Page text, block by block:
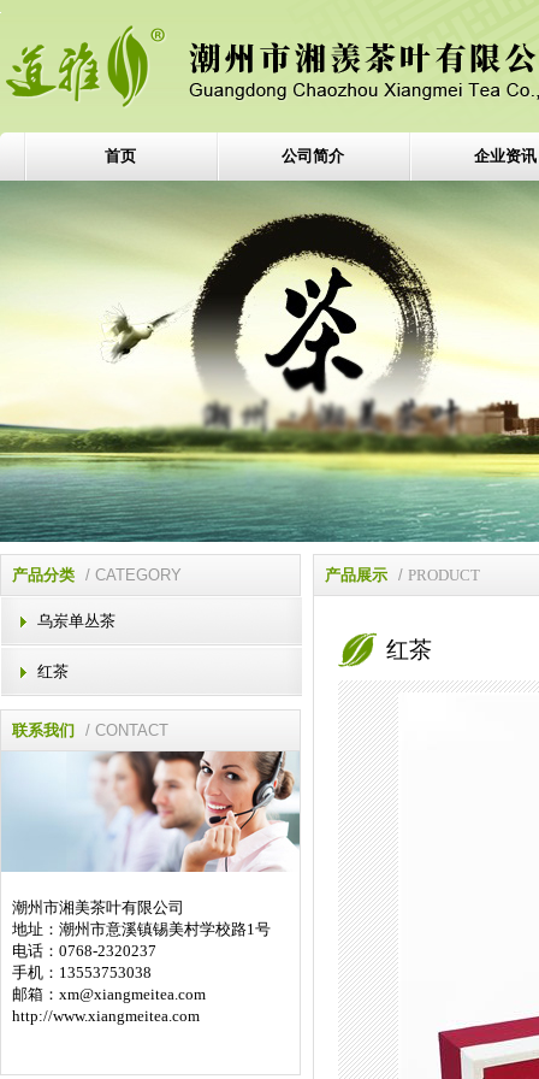
首页 公司简介 企业资讯
产品分类 / CATEGORY
乌岽单丛茶
红茶
联系我们 / CONTACT
潮州市湘美茶叶有限公司
地址：潮州市意溪镇锡美村学校路1号
电话：0768-2320237
手机：13553753038
邮箱： xm@xiangmeitea.com
http://www.xiangmeitea.com
产品展示 / PRODUCT
红茶